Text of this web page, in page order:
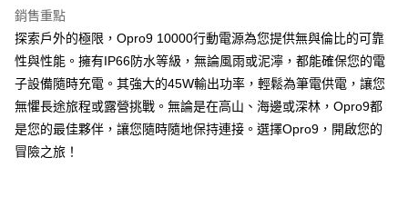
7-11付款取貨
每筆NT$60，滿NT$499(含以上)免運費
宅配
每筆NT$60，滿NT$499(含以上)免運費
銷售重點
探索戶外的極限，Opro9 10000行動電源為您提供無與倫比的可靠
性與性能。擁有IP66防水等級，無論風雨或泥濘，都能確保您的電
子設備隨時充電。其強大的45W輸出功率，輕鬆為筆電供電，讓您
無懼長途旅程或露營挑戰。無論是在高山、海邊或深林，Opro9都
是您的最佳夥伴，讓您隨時隨地保持連接。選擇Opro9，開啟您的
冒險之旅！